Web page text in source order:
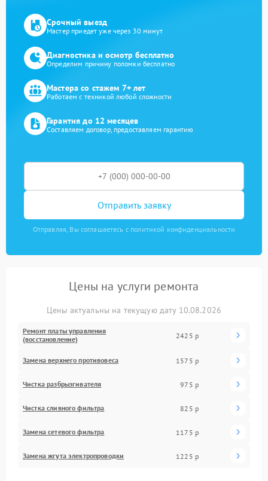
Срочный выезд
Мастер приедет уже через 30 минут
Диагностика и осмотр бесплатно
Определим причину поломки бесплатно
Мастера со стажем 7+ лет
Работаем с техникой любой сложности
Гарантия до 12 месяцев
Составляем договор, предоставляем гарантию
Отправить заявку
Отправляя, Вы соглашаетесь с политикой конфиденциальности
Цены на услуги ремонта
Цены актуальны на текущую дату 10.08.2026
Ремонт платы управления
(восстановление)
2425 р
Замена верхнего противовеса 1575 р
Чистка разбрызгивателя 975 р
Чистка сливного фильтра 825 р
Замена сетевого фильтра 1175 р
Замена жгута электропроводки 1225 р